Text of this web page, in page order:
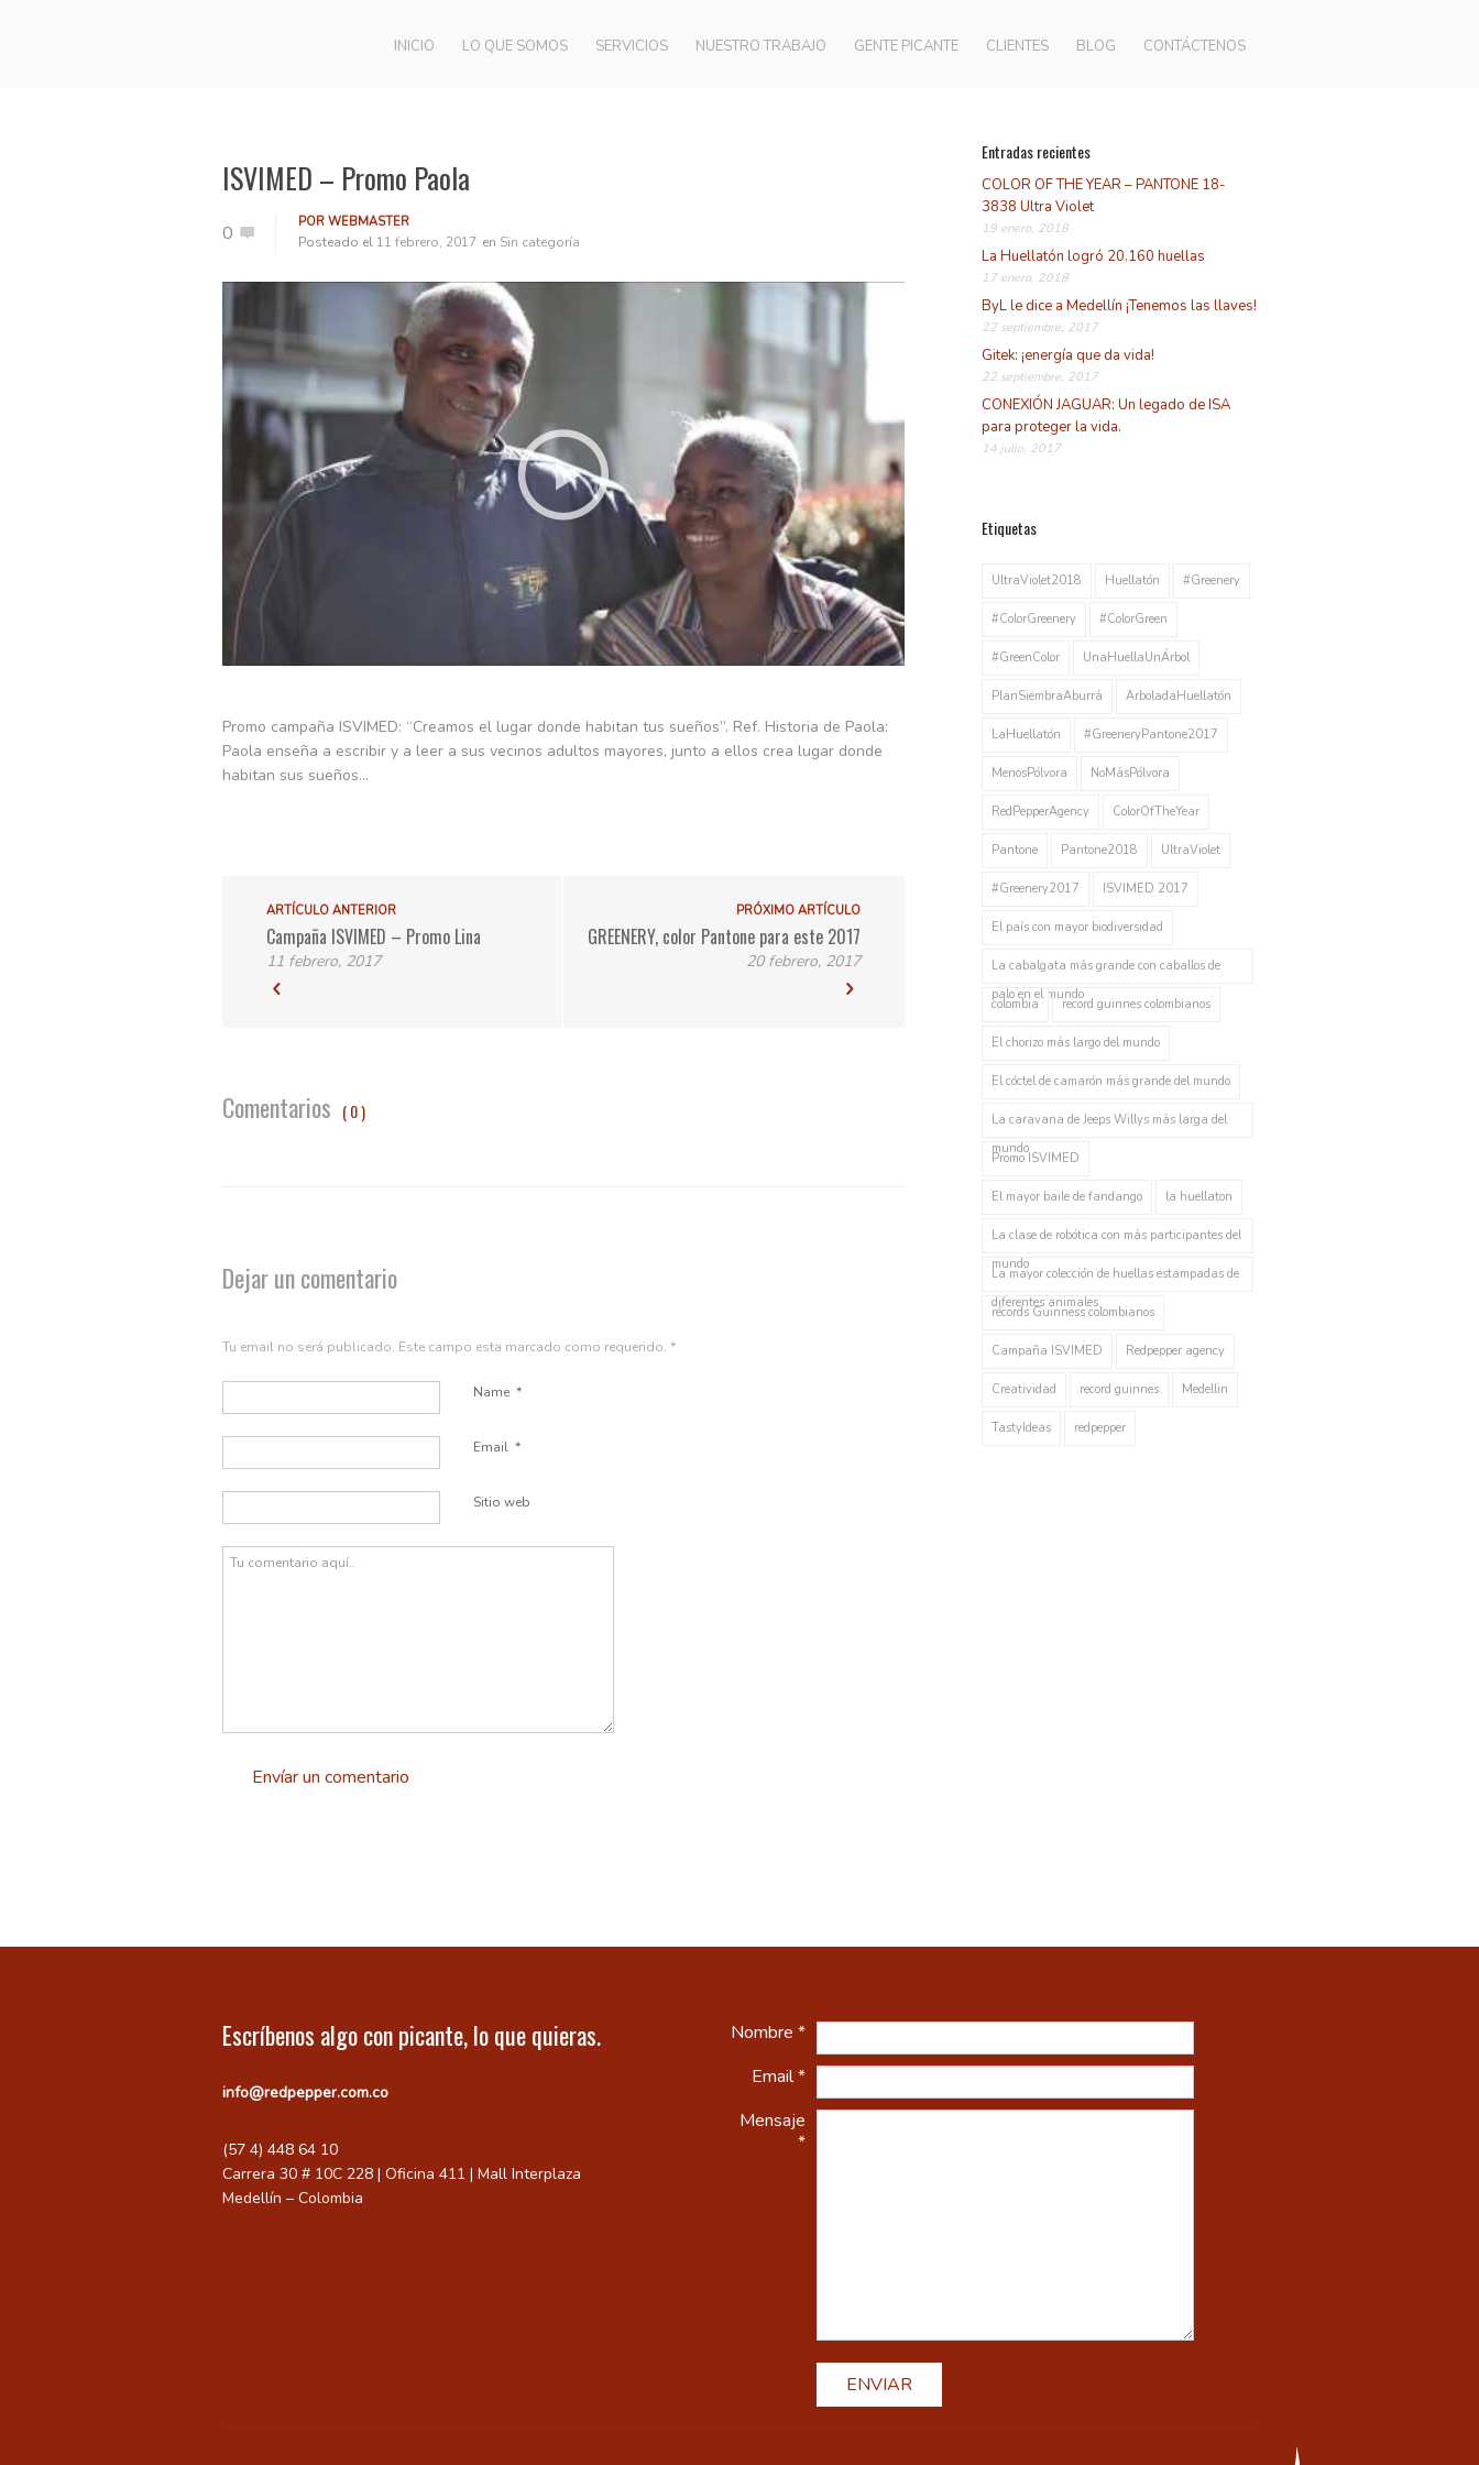
INICIO LO QUE SOMOS SERVICIOS NUESTRO TRABAJO GENTE PICANTE CLIENTES BLOG CONTÁCTENOS
ISVIMED – Promo Paola
0 POR WEBMASTER
Posteado el 11 febrero, 2017 en Sin categoría
Promo campaña ISVIMED: “Creamos el lugar donde habitan tus sueños”. Ref. Historia de Paola:
Paola enseña a escribir y a leer a sus vecinos adultos mayores, junto a ellos crea lugar donde
habitan sus sueños…
ARTÍCULO ANTERIOR
Campaña ISVIMED – Promo Lina
11 febrero, 2017
PRÓXIMO ARTÍCULO
GREENERY, color Pantone para este 2017
20 febrero, 2017
Comentarios ( 0 )
Dejar un comentario
Tu email no será publicado. Este campo esta marcado como requerido. *
Name *
Email *
Sitio web
Envíar un comentario
Entradas recientes
COLOR OF THE YEAR – PANTONE 18-
3838 Ultra Violet
19 enero, 2018
La Huellatón logró 20.160 huellas
17 enero, 2018
ByL le dice a Medellín ¡Tenemos las llaves!
22 septiembre, 2017
Gitek: ¡energía que da vida!
22 septiembre, 2017
CONEXIÓN JAGUAR: Un legado de ISA
para proteger la vida.
14 julio, 2017
Etiquetas
UltraViolet2018 Huellatón #Greenery
#ColorGreenery #ColorGreen
#GreenColor UnaHuellaUnÁrbol
PlanSiembraAburrá ArboladaHuellatón
LaHuellatón #GreeneryPantone2017
MenosPólvora NoMásPólvora
RedPepperAgency ColorOfTheYear
Pantone Pantone2018 UltraViolet
#Greenery2017 ISVIMED 2017
El país con mayor biodiversidad
La cabalgata más grande con caballos de
palo en el mundo
colombia record guinnes colombianos
El chorizo más largo del mundo
El cóctel de camarón más grande del mundo
La caravana de Jeeps Willys más larga del
mundo
Promo ISVIMED
El mayor baile de fandango la huellaton
La clase de robótica con más participantes del
mundo
La mayor colección de huellas estampadas de
diferentes animales
récords Guinness colombianos
Campaña ISVIMED Redpepper agency
Creatividad record guinnes Medellin
TastyIdeas redpepper
Escríbenos algo con picante, lo que quieras.
info@redpepper.com.co
(57 4) 448 64 10
Carrera 30 # 10C 228 | Oficina 411 | Mall Interplaza
Medellín – Colombia
Nombre *
Email *
Mensaje
*